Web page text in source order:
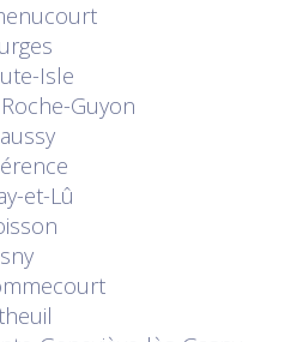
Isle
Guyon
et-Lû